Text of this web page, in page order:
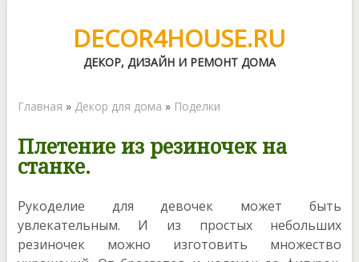
DECOR4HOUSE.RU
ДЕКОР, ДИЗАЙН И РЕМОНТ ДОМА
Главная » Декор для дома » Поделки
Плетение из резиночек на
станке.
Рукоделие для девочек может быть
увлекательным. И из простых небольших
резиночек можно изготовить множество